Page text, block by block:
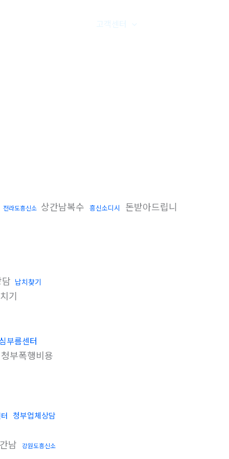
고객센터
전라도흥신소 상간남복수 흥신소디시
돈받아드립니
납치찾기
기
부름센터
청부폭행비용
청부업체상담
남 강원도흥신소